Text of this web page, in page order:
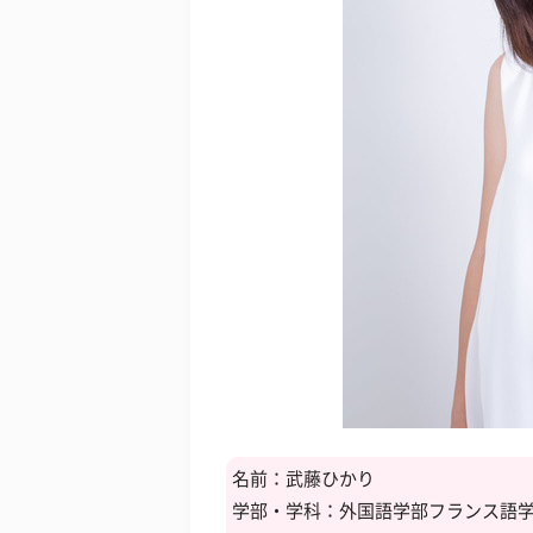
名前：武藤ひかり
学部・学科：外国語学部フランス語